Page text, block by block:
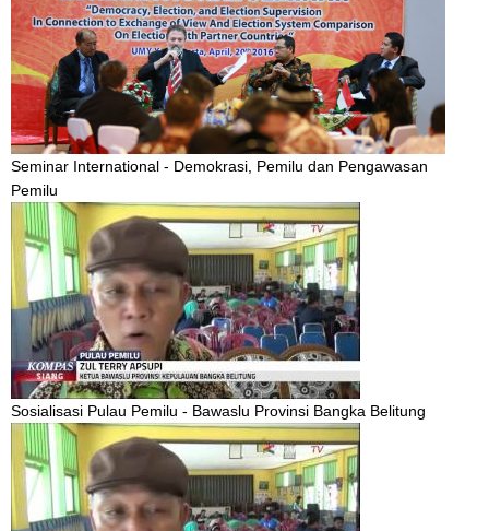
Seminar International - Demokrasi, Pemilu dan Pengawasan
Pemilu
Sosialisasi Pulau Pemilu - Bawaslu Provinsi Bangka Belitung